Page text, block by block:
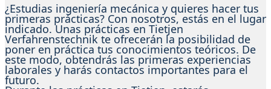
¿Estudias ingeniería mecánica y quieres hacer tus
primeras prácticas? Con nosotros, estás en el lugar
indicado. Unas prácticas en Tietjen
Verfahrenstechnik te ofrecerán la posibilidad de
poner en práctica tus conocimientos teóricos. De
este modo, obtendrás las primeras experiencias
laborales y harás contactos importantes para el
futuro.